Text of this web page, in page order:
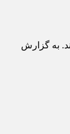
به گزارش